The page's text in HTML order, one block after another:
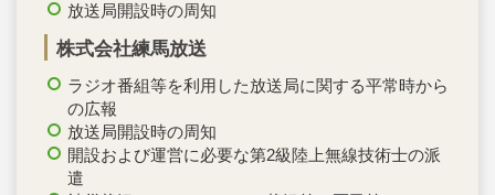
放送局開設時の周知
株式会社練馬放送
ラジオ番組等を利用した放送局に関する平常時から
の広報
放送局開設時の周知
開設および運営に必要な第2級陸上無線技術士の派
遣